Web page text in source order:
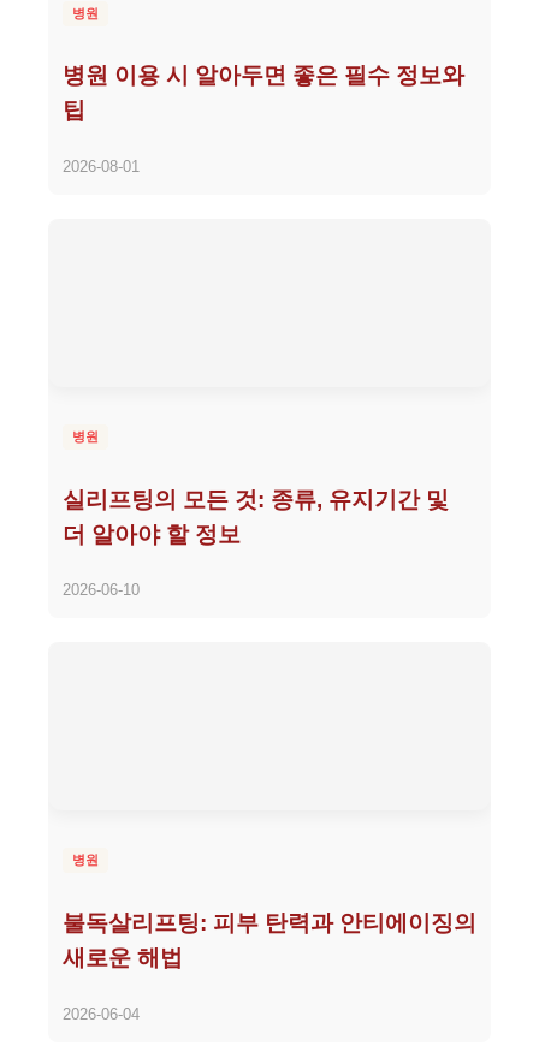
병원
병원 이용 시 알아두면 좋은 필수 정보와
팁
2026-08-01
병원
실리프팅의 모든 것: 종류, 유지기간 및
더 알아야 할 정보
2026-06-10
병원
불독살리프팅: 피부 탄력과 안티에이징의
새로운 해법
2026-06-04